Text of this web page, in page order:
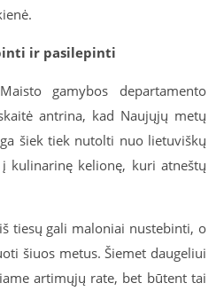
ir pasilepinti
gamybos departamento
antrina, kad Naujųjų metų
šiek tiek nutolti nuo lietuviškų
kulinarinę kelionę, kuri atneštų
tiesų gali maloniai nustebinti, o
šiuos metus. Šiemet daugeliui
artimųjų rate, bet būtent tai